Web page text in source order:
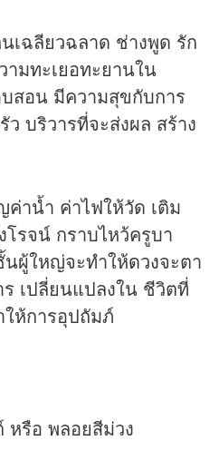
เฉลียวฉลาด ช่างพูด รัก
ามทะเยอทะยานใน
สอน มีความสุขกับการ
บริวารที่จะส่งผล สร้าง
าน้ำ ค่าไฟให้วัด เติม
รจน์ กราบไหว้ครูบา
นผู้ใหญ่จะทำให้ดวงจะตา
เปลี่ยนแปลงใน ชีวิตที่
ห้การอุปถัมภ์
หรือ พลอยสีม่วง